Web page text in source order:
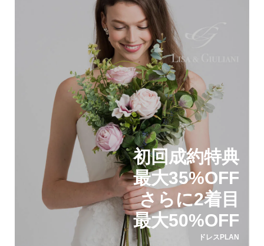
初回成約特典
最大35%OFF
さらに2着目
最大50%OFF
ドレスPLAN